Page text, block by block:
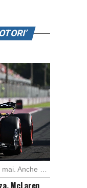
Il tempio della velocità non tradisce mai. Anche quest’anno il Gran Premio d’Italia ha offerto […]